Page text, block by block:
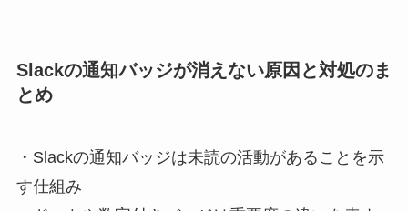
Slackの通知バッジが消えない原因と対処のま
とめ
・Slackの通知バッジは未読の活動があることを示
す仕組み